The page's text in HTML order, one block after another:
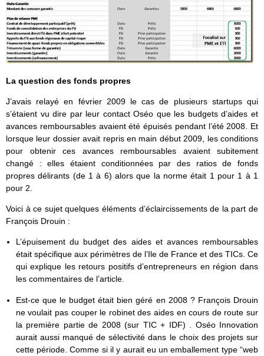
La question des fonds propres
J’avais relayé en février 2009 le cas de plusieurs startups qui
s’étaient vu dire par leur contact Oséo que les budgets d’aides et
avances remboursables avaient été épuisés pendant l’été 2008. Et
lorsque leur dossier avait repris en main début 2009, les conditions
pour obtenir ces avances remboursables avaient subitement
changé : elles étaient conditionnées par des ratios de fonds
propres délirants (de 1 à 6) alors que la norme était 1 pour 1 à 1
pour 2.
Voici à ce sujet quelques éléments d’éclaircissements de la part de
François Drouin :
L’épuisement du budget des aides et avances remboursables
était spécifique aux périmètres de l’Ile de France et des TICs. Ce
qui explique les retours positifs d’entrepreneurs en région dans
les commentaires de l’article.
Est-ce que le budget était bien géré en 2008 ? François Drouin
ne voulait pas couper le robinet des aides en cours de route sur
la première partie de 2008 (sur TIC + IDF) . Oséo Innovation
aurait aussi manqué de sélectivité dans le choix des projets sur
cette période. Comme si il y aurait eu un emballement type “web